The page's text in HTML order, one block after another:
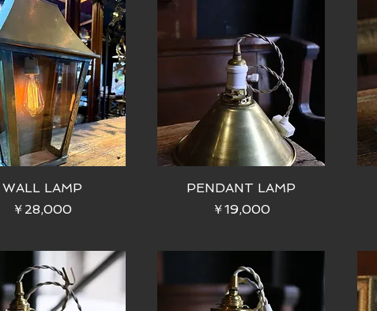
WALL LAMP
価格
￥28,000
PENDANT LAMP
価格
￥19,000